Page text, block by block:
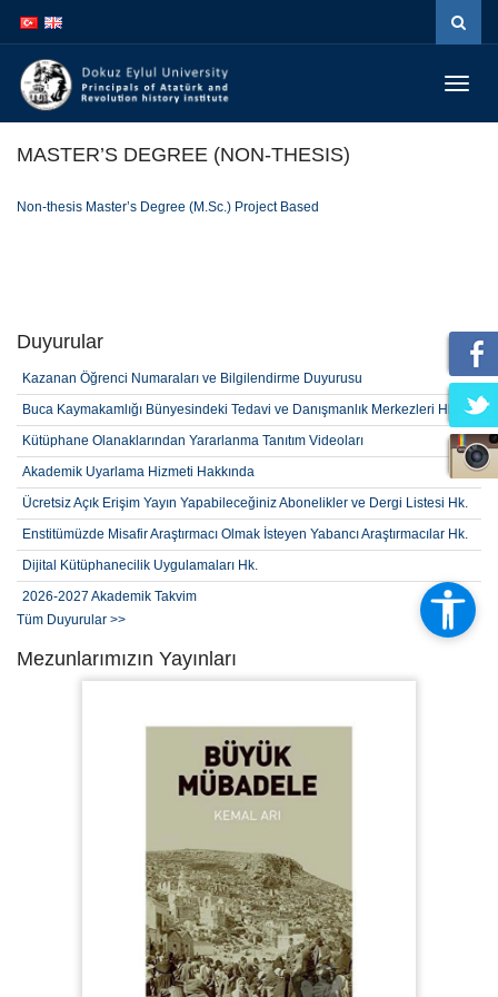
atla
atla
MASTER’S DEGREE (NON-THESIS)
Non-thesis Master’s Degree (M.Sc.) Project Based
Duyurular
Kazanan Öğrenci Numaraları ve Bilgilendirme Duyurusu
Buca Kaymakamlığı Bünyesindeki Tedavi ve Danışmanlık Merkezleri Hk.
Kütüphane Olanaklarından Yararlanma Tanıtım Videoları
Akademik Uyarlama Hizmeti Hakkında
Ücretsiz Açık Erişim Yayın Yapabileceğiniz Abonelikler ve Dergi Listesi Hk.
Enstitümüzde Misafir Araştırmacı Olmak İsteyen Yabancı Araştırmacılar Hk.
Dijital Kütüphanecilik Uygulamaları Hk.
2026-2027 Akademik Takvim
2026-2027 Öğretim Yılı Güz Yarıyılı (2. Alım) Lisansüstü Yabancı Kontenjan,
2026-2027 Öğretim Yılı Güz Yarıyılı (2. Alım) Lisansüstü Kontenjan,
Tüm Duyurular >>
Mezunlarımızın Yayınları